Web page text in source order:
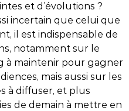
et d’évolutions ?
incertain que celui que
il est indispensable de
notamment sur le
à maintenir pour gagner
mais aussi sur les
à diffuser, et plus
de demain à mettre en